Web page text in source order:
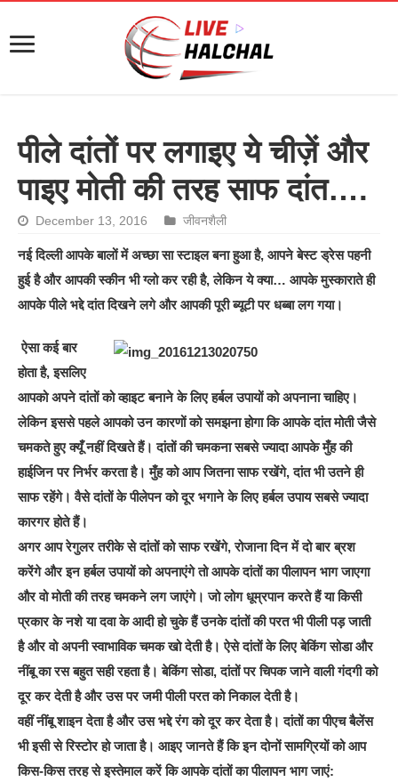
पीले दांतों पर लगाइए ये चीज़ें और
पाइए मोती की तरह साफ दांत….
December 13, 2016 जीवनशैली
नई दिल्ली आपके बालों में अच्‍छा सा स्‍टाइल बना हुआ है, आपने बेस्‍ट ड्रेस पहनी
हुई है और आपकी स्‍कीन भी ग्‍लो कर रही है, लेकिन ये क्‍या… आपके मुस्‍काराते ही
आपके पीले भद्दे दांत दिखने लगे और आपकी पूरी ब्‍यूटी पर धब्‍बा लग गया।
ऐसा कई बार
होता है, इसलिए
आपको अपने दांतों को व्‍हाइट बनाने के लिए हर्बल उपायों को अपनाना चाहिए।
लेकिन इससे पहले आपको उन कारणों को समझना होगा कि आपके दांत मोती जैसे
चमकते हुए क्‍यूँ नहीं दिखते हैं। दांतों की चमकना सबसे ज्‍यादा आपके मुँह की
हाईजिन पर निर्भर करता है। मुँह को आप जितना साफ रखेंगे, दांत भी उतने ही
साफ रहेंगे। वैसे दांतों के पीलेपन को दूर भगाने के लिए हर्बल उपाय सबसे ज्‍यादा
कारगर होते हैं।
अगर आप रेगुलर तरीके से दांतों को साफ रखेंगे, रोजाना दिन में दो बार ब्रश
करेंगे और इन हर्बल उपायों को अपनाएंगे तो आपके दांतों का पीलापन भाग जाएगा
और वो मोती की तरह चमकने लग जाएंगे। जो लोग धूम्रपान करते हैं या किसी
प्रकार के नशे या दवा के आदी हो चुके हैं उनके दांतों की परत भी पीली पड़ जाती
है और वो अपनी स्‍वाभाविक चमक खो देती है। ऐसे दांतों के लिए बेकिंग सोडा और
नींबू का रस बहुत सही रहता है। बेकिंग सोडा, दांतों पर चिपक जाने वाली गंदगी को
दूर कर देती है और उस पर जमी पीली परत को निकाल देती है।
वहीं नींबू शाइन देता है और उस भद्दे रंग को दूर कर देता है। दांतों का पीएच बैलेंस
भी इसी से रिस्‍टोर हो जाता है। आइए जानते हैं कि इन दोनों सामग्रियों को आप
किस-किस तरह से इस्‍तेमाल करें कि आपके दांतों का पीलापन भाग जाएं: